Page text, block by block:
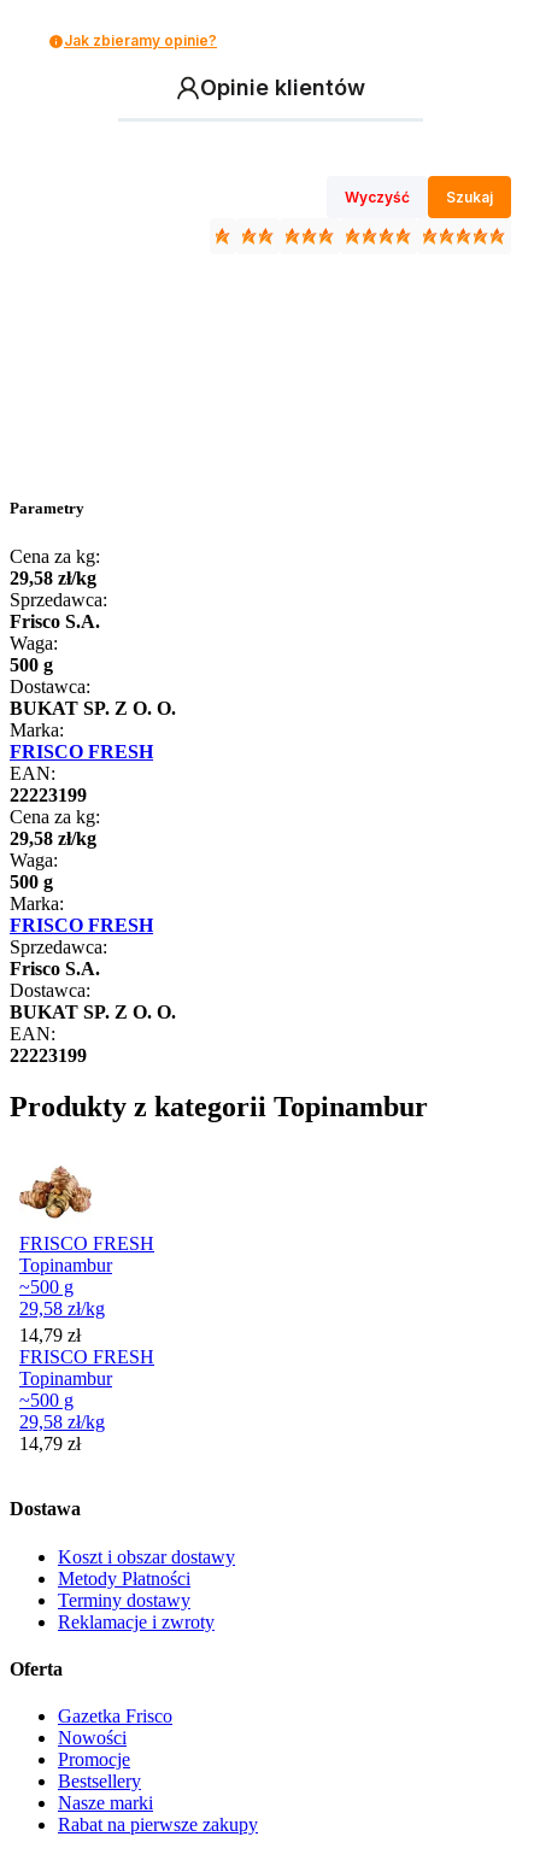
Jak zbieramy opinie?
Opinie klientów
Wyczyść Szukaj
Parametry
Cena za kg:
29,58 zł/kg
Sprzedawca:
Frisco S.A.
Waga:
500 g
Dostawca:
BUKAT SP. Z O. O.
Marka:
FRISCO FRESH
EAN:
22223199
Cena za kg:
29,58 zł/kg
Waga:
500 g
Marka:
FRISCO FRESH
Sprzedawca:
Frisco S.A.
Dostawca:
BUKAT SP. Z O. O.
EAN:
22223199
Produkty z kategorii Topinambur
FRISCO FRESH
Topinambur
~500 g
29,58 zł/kg
Cena
14,79 zł
FRISCO FRESH
Topinambur
~500 g
29,58 zł/kg
Cena
14,79 zł
Dostawa
Koszt i obszar dostawy
Metody Płatności
Terminy dostawy
Reklamacje i zwroty
Oferta
Gazetka Frisco
Nowości
Promocje
Bestsellery
Nasze marki
Rabat na pierwsze zakupy